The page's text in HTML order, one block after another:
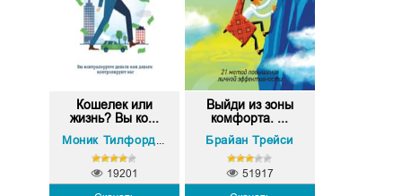
Кошелек или
жизнь? Вы ко...
Моник Тилфорд
, Вики Робин,Джо Домингес
19201
Выйди из зоны
комфорта. ...
Брайан Трейси
51917